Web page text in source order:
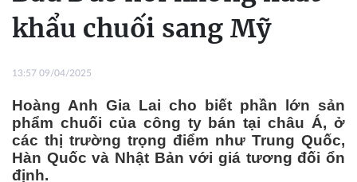
khẩu chuối sang Mỹ
13:57 09/04/2025
Hoàng Anh Gia Lai cho biết phần lớn sản
phẩm chuối của công ty bán tại châu Á, ở
các thị trường trọng điểm như Trung Quốc,
Hàn Quốc và Nhật Bản với giá tương đối ổn
định.